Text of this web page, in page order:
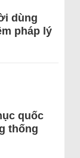
dùng
pháp lý
quốc
thống